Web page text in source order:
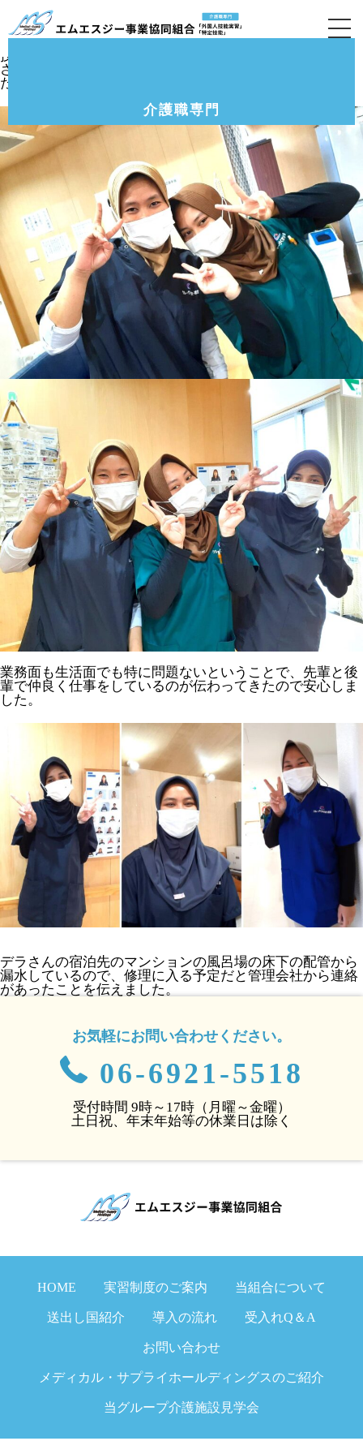
介護職専門
介護付有料老人ホーム「クルーヴくすのき・萱
島」5月の技能実習生の様子です。
技能実習生5期生ミルナさん、5期生ジアさん、6期生デラ
さん、6期生ディアーさんと、先月から特定技能に変更し
た元４期生のミルナさんと会えたので面談しました。
業務面も生活面でも特に問題ないということで、先輩と後
輩で仲良く仕事をしているのが伝わってきたので安心しま
した。
デラさんの宿泊先のマンションの風呂場の床下の配管から
漏水しているので、修理に入る予定だと管理会社から連絡
があったことを伝えました。
お気軽にお問い合わせください。
06-6921-5518
受付時間 9時～17時（月曜～金曜）
土日祝、年末年始等の休業日は除く
HOME 実習制度のご案内 当組合について
送出し国紹介 導入の流れ 受入れQ＆A
お問い合わせ
メディカル・サプライホールディングスのご紹介
当グループ介護施設見学会